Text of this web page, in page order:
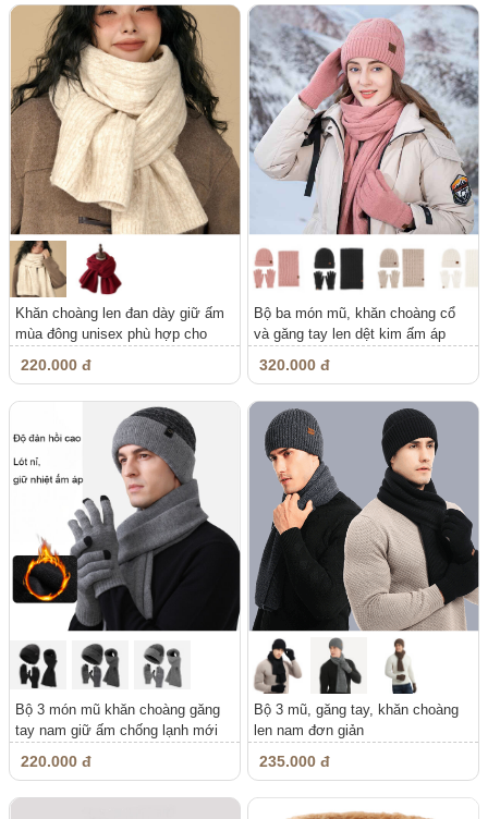
Khăn choàng len đan dày giữ ấm
mùa đông unisex phù hợp cho
220.000 đ
Bộ ba món mũ, khăn choàng cổ
và găng tay len dệt kim ấm áp
320.000 đ
Bộ 3 món mũ khăn choàng găng
tay nam giữ ấm chống lạnh mới
220.000 đ
Bộ 3 mũ, găng tay, khăn choàng
len nam đơn giản
235.000 đ